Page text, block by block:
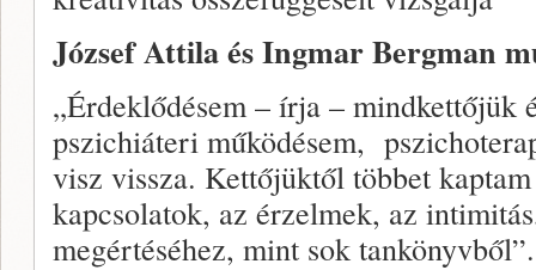
József Attila és Ingmar Bergman
„Érdeklődésem – írja – mindkettőjük
pszichiáteri működésem,
visz vissza. Kettőjüktől többet
kapcsolatok, az érzelmek, az
megértéséhez, mint sok tankönyvből”.